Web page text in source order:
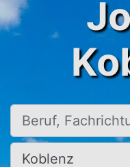
Beruf, Fachrichtung,
Ort, Stadt